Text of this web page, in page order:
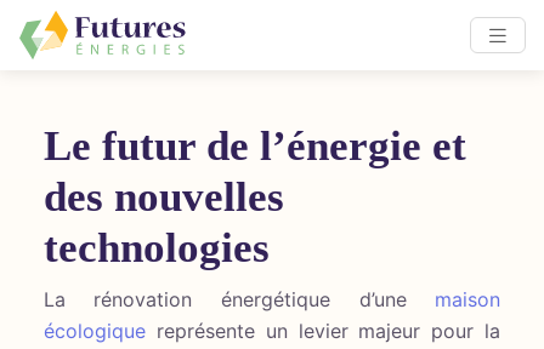
Le futur de l’énergie et
des nouvelles
technologies
La rénovation énergétique d’une maison
écologiquereprésente un levier majeur pour la